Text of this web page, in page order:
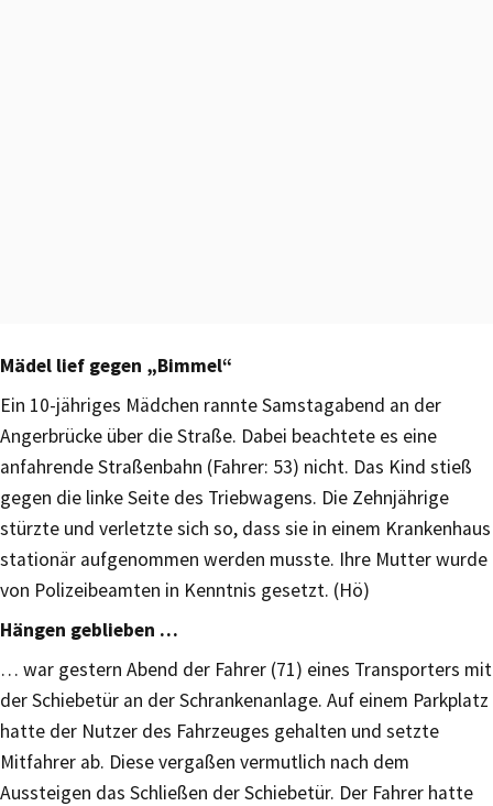
Mädel lief gegen „Bimmel“
Ein 10-jähriges Mädchen rannte Samstagabend an der
Angerbrücke über die Straße. Dabei beachtete es eine
anfahrende Straßenbahn (Fahrer: 53) nicht. Das Kind stieß
gegen die linke Seite des Triebwagens. Die Zehnjährige
stürzte und verletzte sich so, dass sie in einem Krankenhaus
stationär aufgenommen werden musste. Ihre Mutter wurde
von Polizeibeamten in Kenntnis gesetzt. (Hö)
Hängen geblieben …
… war gestern Abend der Fahrer (71) eines Transporters mit
der Schiebetür an der Schrankenanlage. Auf einem Parkplatz
hatte der Nutzer des Fahrzeuges gehalten und setzte
Mitfahrer ab. Diese vergaßen vermutlich nach dem
Aussteigen das Schließen der Schiebetür. Der Fahrer hatte